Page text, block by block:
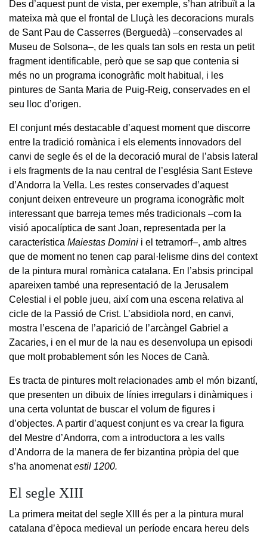
Des d’aquest punt de vista, per exemple, s’han atribuït a la
mateixa mà que el frontal de Lluçà les decoracions murals
de Sant Pau de Casserres (Berguedà) –conservades al
Museu de Solsona–, de les quals tan sols en resta un petit
fragment identificable, però que se sap que contenia si
més no un programa iconogràfic molt habitual, i les
pintures de Santa Maria de Puig-Reig, conservades en el
seu lloc d’origen.
El conjunt més destacable d’aquest moment que discorre
entre la tradició romànica i els elements innovadors del
canvi de segle és el de la decoració mural de l’absis lateral
i els fragments de la nau central de l’església Sant Esteve
d’Andorra la Vella. Les restes conservades d’aquest
conjunt deixen entreveure un programa iconogràfic molt
interessant que barreja temes més tradicionals –com la
visió apocalíptica de sant Joan, representada per la
característica Maiestas Domini i el tetramorf–, amb altres
que de moment no tenen cap paral·lelisme dins del context
de la pintura mural romànica catalana. En l’absis principal
apareixen també una representació de la Jerusalem
Celestial i el poble jueu, així com una escena relativa al
cicle de la Passió de Crist. L’absidiola nord, en canvi,
mostra l’escena de l’aparició de l’arcàngel Gabriel a
Zacaries, i en el mur de la nau es desenvolupa un episodi
que molt probablement són les Noces de Canà.
Es tracta de pintures molt relacionades amb el món bizantí,
que presenten un dibuix de línies irregulars i dinàmiques i
una certa voluntat de buscar el volum de figures i
d’objectes. A partir d’aquest conjunt es va crear la figura
del Mestre d’Andorra, com a introductora a les valls
d’Andorra de la manera de fer bizantina pròpia del que
s’ha anomenatestil 1200.
El segle XIII
La primera meitat del segle XIII és per a la pintura mural
catalana d’època medieval un període encara hereu dels